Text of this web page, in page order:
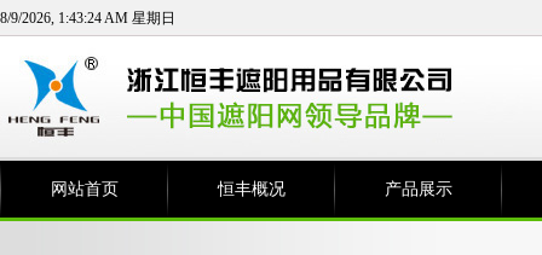
8/9/2026, 1:43:24 AM 星期日
网站首页 恒丰概况 产品展示